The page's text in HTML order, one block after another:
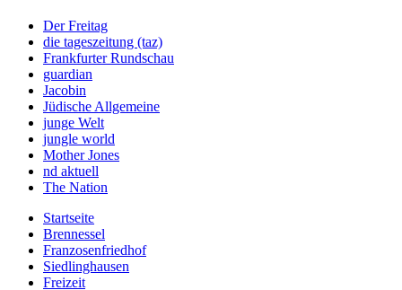
Der Freitag
die tageszeitung (taz)
Frankfurter Rundschau
guardian
Jacobin
Jüdische Allgemeine
junge Welt
jungle world
Mother Jones
nd aktuell
The Nation
Startseite
Brennessel
Franzosenfriedhof
Siedlinghausen
Freizeit